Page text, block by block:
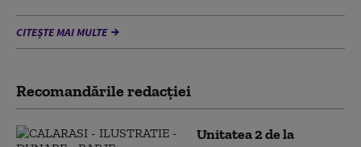
CITEȘTE MAI MULTE
Recomandările redacţiei
Unitatea 2 de la